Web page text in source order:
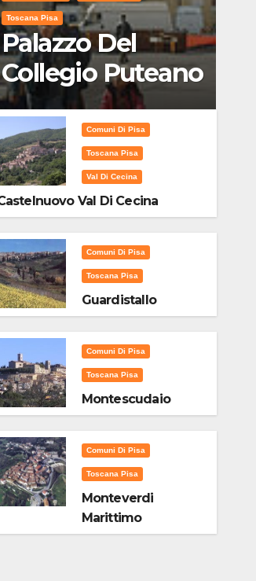
Toscana Pisa
Palazzo Del
Collegio Puteano
Comuni Di Pisa
Toscana Pisa
Val Di Cecina
Val Di Cecina
Comuni Di Pisa
Toscana Pisa
Guardistallo
Comuni Di Pisa
Toscana Pisa
Montescudaio
Comuni Di Pisa
Toscana Pisa
Monteverdi
Marittimo